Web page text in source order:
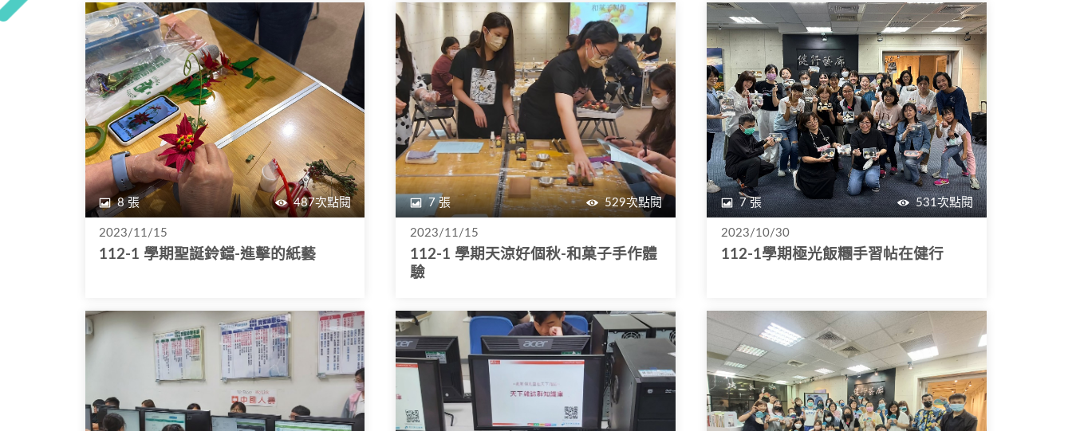
8 張 487次點閱
2023/11/15
112-1 學期聖誕鈴鐺-進擊的紙藝
7 張 529次點閱
2023/11/15
112-1 學期天涼好個秋-和菓子手作體
驗
7 張 531次點閱
2023/10/30
112-1學期極光飯糰手習帖在健行